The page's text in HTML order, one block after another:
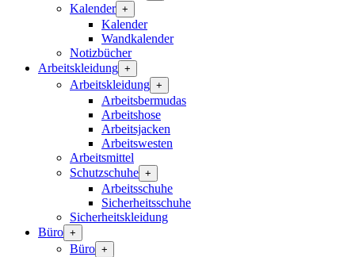
Kalender +
Kalender
Wandkalender
Notizbücher
Arbeitskleidung +
Arbeitskleidung +
Arbeitsbermudas
Arbeitshose
Arbeitsjacken
Arbeitswesten
Arbeitsmittel
Schutzschuhe +
Arbeitsschuhe
Sicherheitsschuhe
Sicherheitskleidung
Büro +
Büro +